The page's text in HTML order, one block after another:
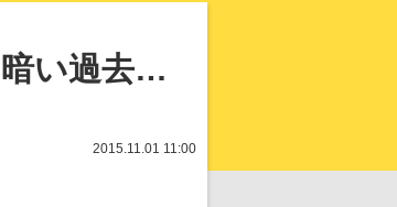
暗い過去…
2015.11.01 11:00